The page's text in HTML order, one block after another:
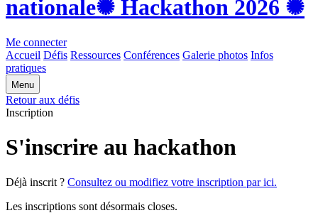
nationale✺ Hackathon 2026 ✺
Me connecter
Accueil Défis Ressources Conférences Galerie photos Infos
pratiques
Menu
Retour aux défis
Inscription
S'inscrire au hackathon
Déjà inscrit ? Consultez ou modifiez votre inscription par ici.
Les inscriptions sont désormais closes.